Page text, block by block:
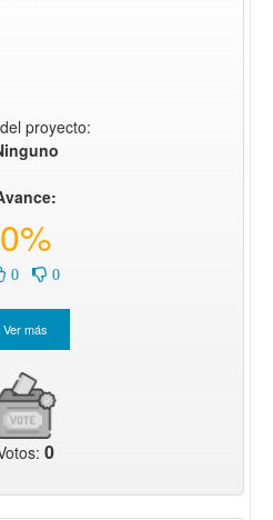
proyecto:
0%
0 0
0